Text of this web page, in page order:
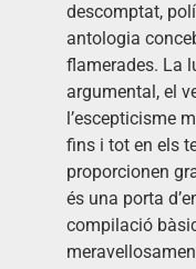
descomptat,
antologia
flamerades. La
argumental, el
l’escepticisme
fins i tot en els
proporcionen
és una porta
compilació